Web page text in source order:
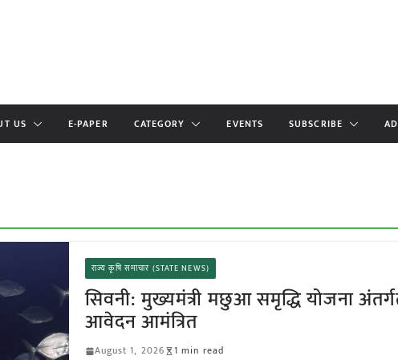
US E-PAPER CATEGORY EVENTS SUBSCRIBE
राज्य कृषि समाचार (STATE NEWS)
सिवनी: मुख्यमंत्री मछुआ समृद्धि योजना
आवेदन आमंत्रित
August 1, 2026
1 min read